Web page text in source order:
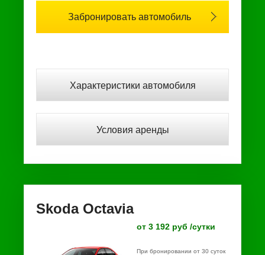
Забронировать автомобиль
Характеристики автомобиля
Условия аренды
Skoda Octavia
от 3 192 руб /сутки
При бронировании от 30 суток